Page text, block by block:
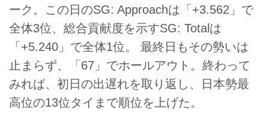
ーク。この日のSG: Approachは「+3.562」で
全体3位、総合貢献度を示すSG: Totalは
「+5.240」で全体1位。 最終日もその勢いは
止まらず、「67」でホールアウト。終わって
みれば、初日の出遅れを取り返し、日本勢最
高位の13位タイまで順位を上げた。